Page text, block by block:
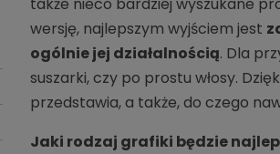
wersję, najlepszym wyjściem jest
ogólnie jej działalnością. Dla
suszarki, czy po prostu włosy.
przedstawia, a także, do czego
Jaki rodzaj grafiki będzie